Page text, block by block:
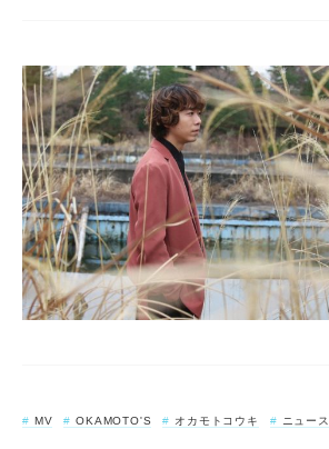
MV OKAMOTO'S オカモトコウキ ニュース